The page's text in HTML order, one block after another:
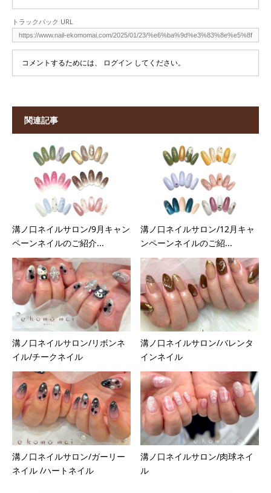
トラックバック URL
コメントするためには、 ログイン してください。
関連記事
溝ノ口ネイルサロン/9月キャン
ペーンネイルのご紹介...
溝ノ口ネイルサロン/12月キャ
ンペーンネイルのご紹...
溝ノ口ネイルサロン/リボンネ
イル/チークネイル
溝ノ口ネイルサロン/バレンタ
インネイル
溝ノ口ネイルサロン/ガーリー
ネイル /ハートネイル
溝ノ口ネイルサロン/肉球ネイ
ル